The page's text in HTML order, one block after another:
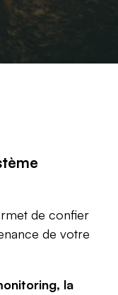
de confier
de votre
la